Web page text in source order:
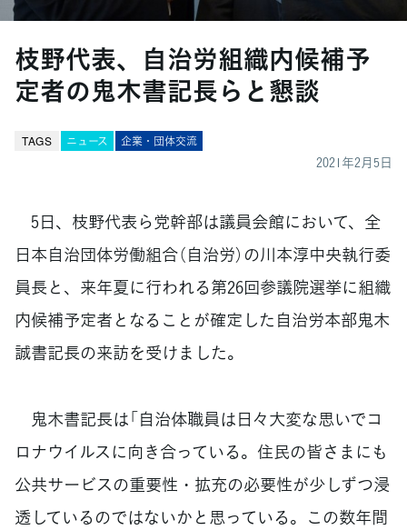
枝野代表、自治労組織内候補予
定者の鬼木書記長らと懇談
TAGS ニュース 企業・団体交流
2021年2月5日
5日、枝野代表ら党幹部は議員会館において、全
日本自治団体労働組合（自治労）の川本淳中央執行委
員長と、来年夏に行われる第26回参議院選挙に組織
内候補予定者となることが確定した自治労本部鬼木
誠書記長の来訪を受けました。
鬼木書記長は「自治体職員は日々大変な思いでコ
ロナウイルスに向き合っている。住民の皆さまにも
公共サービスの重要性・拡充の必要性が少しずつ浸
透しているのではないかと思っている。この数年間